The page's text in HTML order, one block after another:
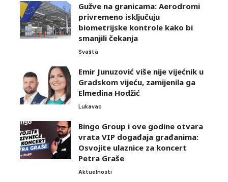
Gužve na granicama: Aerodromi
privremeno isključuju
biometrijske kontrole kako bi
smanjili čekanja
Svašta
Emir Junuzović više nije vijećnik u
Gradskom vijeću, zamijenila ga
Elmedina Hodžić
Lukavac
Bingo Group i ove godine otvara
vrata VIP događaja građanima:
Osvojite ulaznice za koncert
Petra Graše
Aktuelnosti